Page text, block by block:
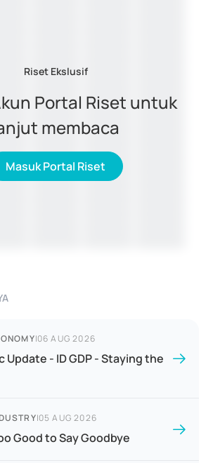
Riset Ekslusif
Portal Riset untuk
membaca
Masuk Portal Riset
|06 AUG 2026
Update - ID GDP - Staying the
|05 AUG 2026
Good to Say Goodbye